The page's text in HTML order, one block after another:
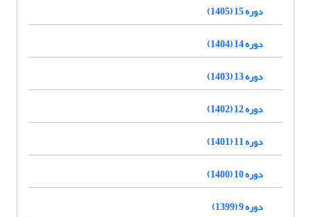
دوره 15 (1405)
دوره 14 (1404)
دوره 13 (1403)
دوره 12 (1402)
دوره 11 (1401)
دوره 10 (1400)
دوره 9 (1399)